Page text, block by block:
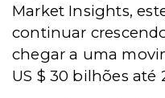
Market Insights,
continuar
chegar a uma
US $ 30 bilhões até